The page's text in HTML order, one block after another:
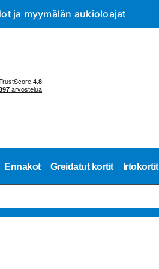
ja myymälän aukioloajat
Ennakot Greidatut kortit Irtokortit